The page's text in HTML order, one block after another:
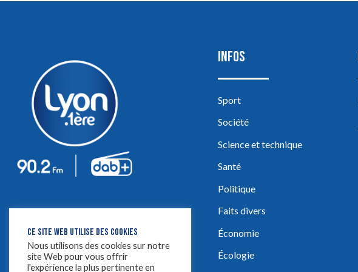
INFOS
Sport
Société
Science et technique
Santé
Politique
Faits divers
Économie
Écologie
CE SITE WEB UTILISE DES COOKIES
Nous utilisons des cookies sur notre
site Web pour vous offrir
l'expérience la plus pertinente en